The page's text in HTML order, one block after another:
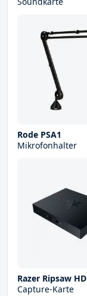
Rode PSA1
Mikrofonhalter
Razer Ripsaw HD
Capture-Karte